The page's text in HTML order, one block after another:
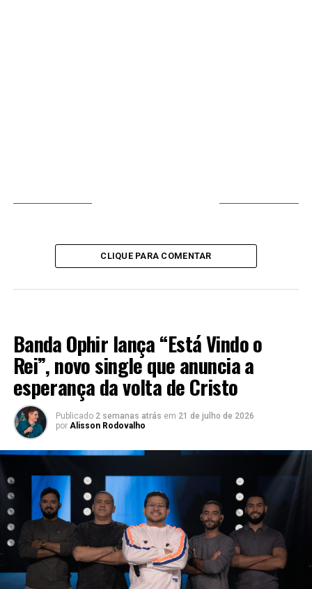
CLIQUE PARA COMENTAR
Banda Ophir lança “Está Vindo o
Rei”, novo single que anuncia a
esperança da volta de Cristo
Publicado 2 semanas atrás em 21 de julho de 2026
por Alisson Rodovalho